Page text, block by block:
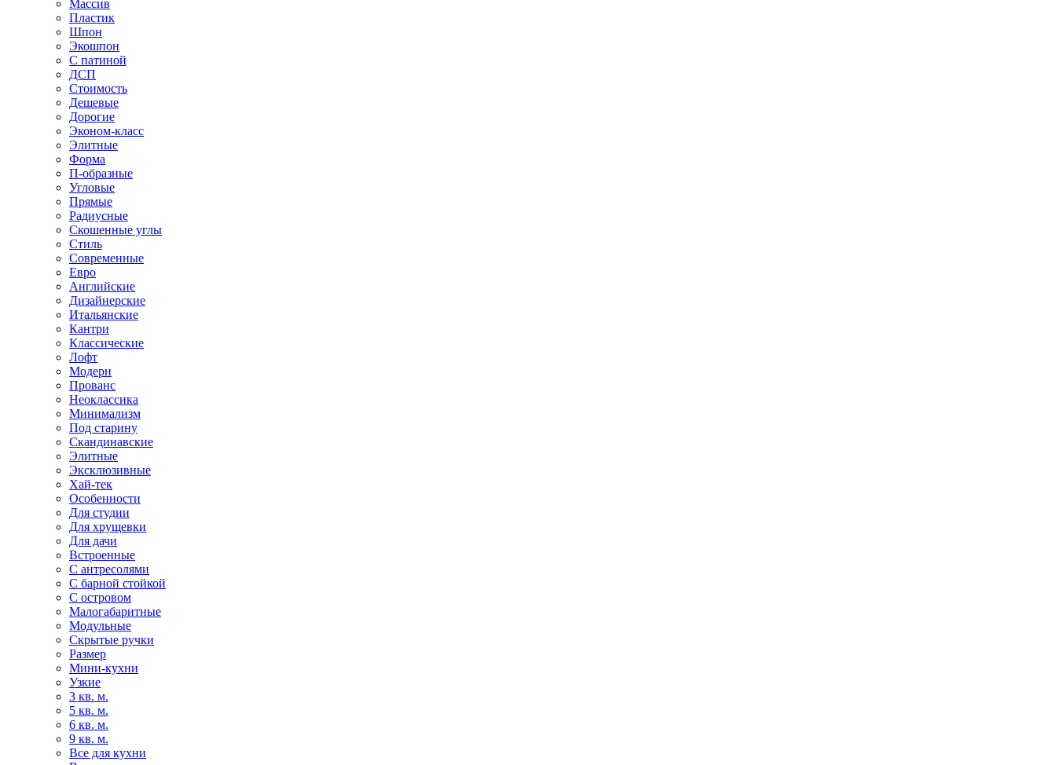
Массив
Пластик
Шпон
Экошпон
С патиной
ДСП
Стоимость
Дешевые
Дорогие
Эконом-класс
Элитные
Форма
П-образные
Угловые
Прямые
Радиусные
Скошенные углы
Стиль
Современные
Евро
Английские
Дизайнерские
Итальянские
Кантри
Классические
Лофт
Модерн
Прованс
Неоклассика
Минимализм
Под старину
Скандинавские
Элитные
Эксклюзивные
Хай-тек
Особенности
Для студии
Для хрущевки
Для дачи
Встроенные
С антресолями
С барной стойкой
С островом
Малогабаритные
Модульные
Скрытые ручки
Размер
Мини-кухни
Узкие
3 кв. м.
5 кв. м.
6 кв. м.
9 кв. м.
Все для кухни